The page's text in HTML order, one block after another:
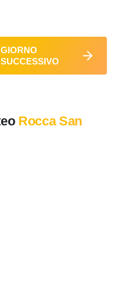
GIORNO
SUCCESSIVO
Rocca San